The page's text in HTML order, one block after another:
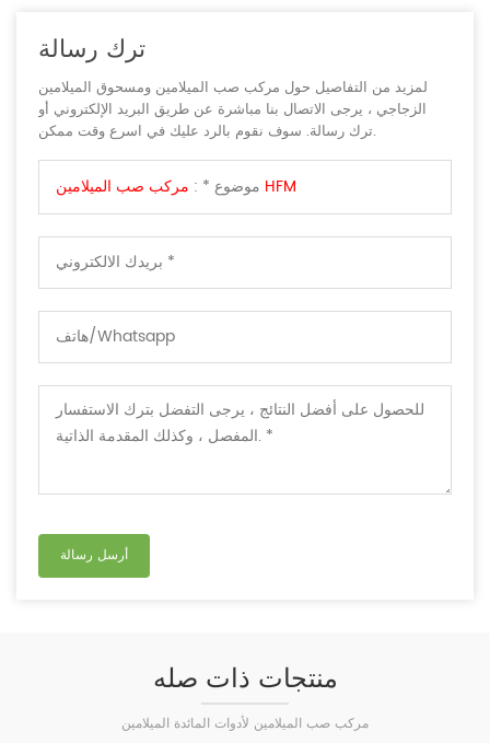
ترك رسالة
لمزيد من التفاصيل حول مركب صب الميلامين ومسحوق الميلامين
الزجاجي ، يرجى الاتصال بنا مباشرة عن طريق البريد الإلكتروني أو
ترك رسالة. سوف نقوم بالرد عليك في اسرع وقت ممكن.
موضوع * : مركب صب الميلامين HFM
منتجات ذات صله
مركب صب الميلامين لأدوات المائدة الميلامين